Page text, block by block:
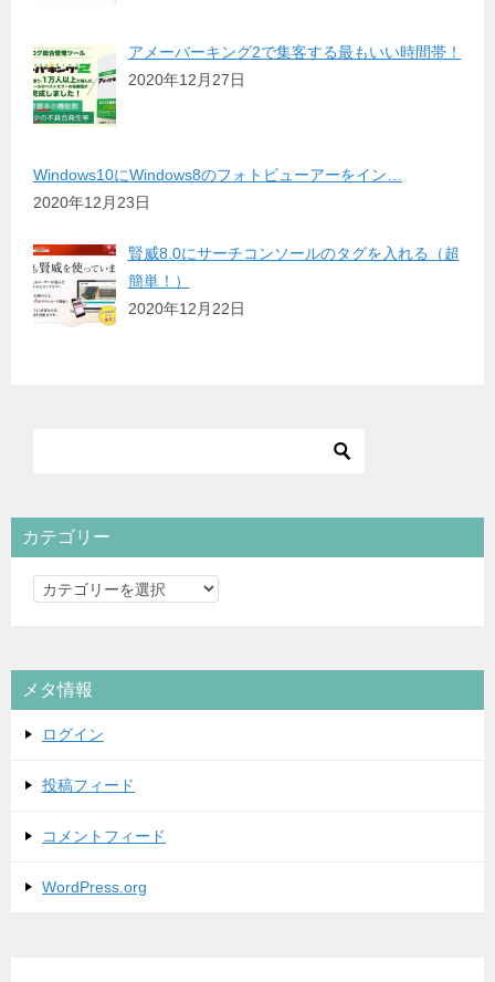
アメーバーキング2で集客する最もいい時間帯！
2020年12月27日
Windows10にWindows8のフォトビューアーをイン…
2020年12月23日
賢威8.0にサーチコンソールのタグを入れる（超
簡単！）
2020年12月22日
カテゴリー
カ
リ
ー
メタ情報
ログイン
投稿フィード
コメントフィード
WordPress.org